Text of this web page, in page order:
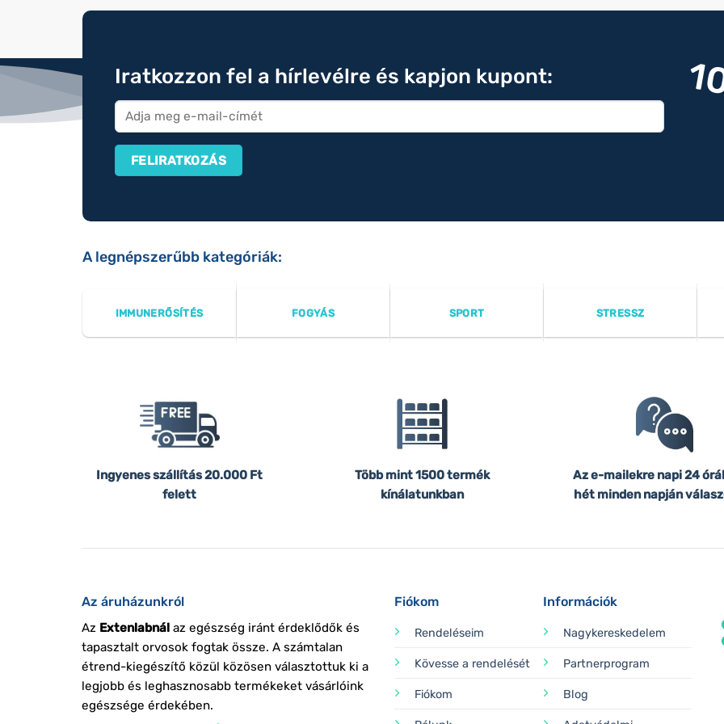
Iratkozzon fel a hírlevélre és kapjon kupont:
A legnépszerűbb kategóriák:
IMMUNERŐSÍTÉS FOGYÁS SPORT STRESSZ
Ingyenes szállítás20.000 Ft
felett
Több mint 1500 termék
kínálatunkban
Az e-mailekre napi 24
hét minden napján
Az áruházunkról
Az Extenlabnálaz egészség iránt érdeklődők és
tapasztalt orvosok fogtak össze. A számtalan
étrend-kiegészítő közül közösen választottuk ki a
legjobb és leghasznosabb termékeket vásárlóink
egészsége érdekében.
Fiókom
Rendeléseim
Kövesse a rendelését
Fiókom
Információk
Nagykereskedelem
Partnerprogram
Blog